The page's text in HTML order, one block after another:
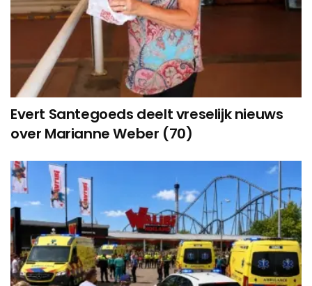
Evert Santegoeds deelt vreselijk nieuws
over Marianne Weber (70)